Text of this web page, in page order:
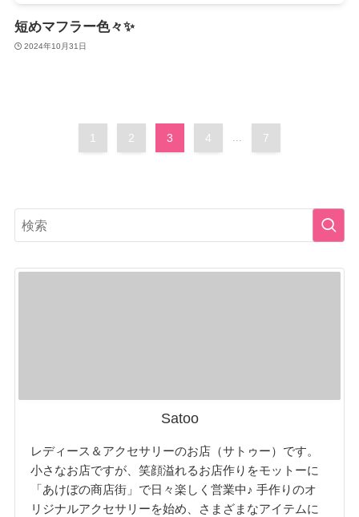
短めマフラー色々✨
2024年10月31日
1 2 3 4 7
Satoo
レディース＆アクセサリーのお店（サトゥー）です。
小さなお店ですが、笑顔溢れるお店作りをモットーに
「あけぼの商店街」で日々楽しく営業中♪ 手作りのオ
リジナルアクセサリーを始め、さまざまなアイテムに